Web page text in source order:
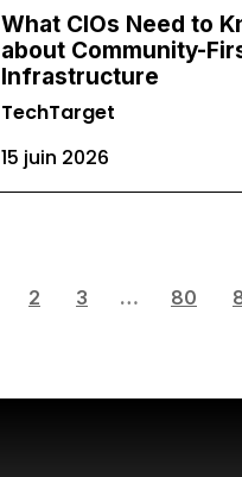
What CIOs Need to
about Community-
Infrastructure
TechTarget
15 juin 2026
2 3 … 80